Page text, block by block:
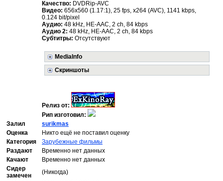
Качество: DVDRip-AVC
Видео: 656x560 (1.17:1), 25 fps, x264 (AVC), 1141 kbps,
0.124 bit/pixel
Аудио: 48 kHz, HE-AAC, 2 ch, 84 kbps
Аудио 2: 48 kHz, HE-AAC, 2 ch, 84 kbps
Субтитры: Отсутствуют
MediaInfo
Скриншоты
Релиз от:
Рип изготовил:
Залил
surikmas
Оценка
Никто ещё не поставил оценку
Категория
Зарубежные фильмы
Раздают
Временно нет данных
Качают
Временно нет данных
Сидер
замечен
(Никогда)